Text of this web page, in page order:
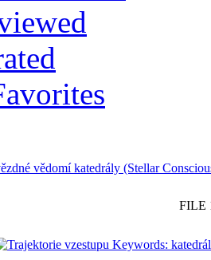
vědomí katedrály (Stellar
FILE